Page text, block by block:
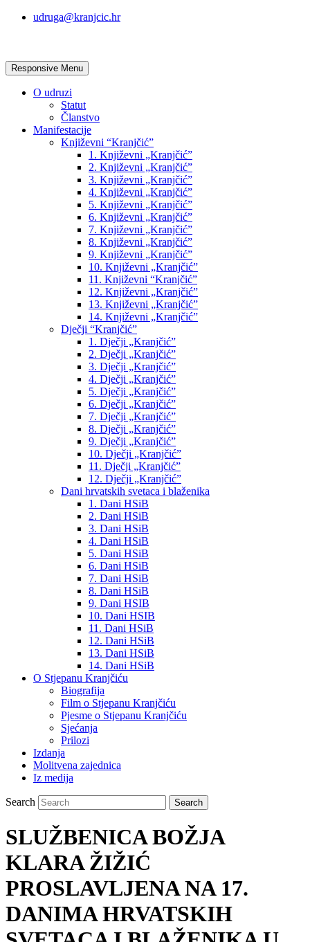
udruga@kranjcic.hr
Responsive Menu
O udruzi
Statut
Članstvo
Manifestacije
Književni “Kranjčić”
1. Književni „Kranjčić”
2. Književni „Kranjčić”
3. Književni „Kranjčić”
4. Književni „Kranjčić”
5. Književni „Kranjčić”
6. Književni „Kranjčić”
7. Književni „Kranjčić”
8. Književni „Kranjčić”
9. Književni „Kranjčić”
10. Književni „Kranjčić”
11. Književni “Kranjčić”
12. Književni „Kranjčić”
13. Književni „Kranjčić”
14. Književni „Kranjčić”
Dječji “Kranjčić”
1. Dječji „Kranjčić”
2. Dječji „Kranjčić”
3. Dječji „Kranjčić”
4. Dječji „Kranjčić”
5. Dječji „Kranjčić”
6. Dječji „Kranjčić”
7. Dječji „Kranjčić”
8. Dječji „Kranjčić”
9. Dječji „Kranjčić”
10. Dječji „Kranjčić”
11. Dječji „Kranjčić”
12. Dječji „Kranjčić”
Dani hrvatskih svetaca i blaženika
1. Dani HSiB
2. Dani HSiB
3. Dani HSiB
4. Dani HSiB
5. Dani HSiB
6. Dani HSiB
7. Dani HSiB
8. Dani HSiB
9. Dani HSIB
10. Dani HSIB
11. Dani HSiB
12. Dani HSiB
13. Dani HSiB
14. Dani HSiB
O Stjepanu Kranjčiću
Biografija
Film o Stjepanu Kranjčiću
Pjesme o Stjepanu Kranjčiću
Sjećanja
Prilozi
Izdanja
Molitvena zajednica
Iz medija
Search
SLUŽBENICA BOŽJA
KLARA ŽIŽIĆ
PROSLAVLJENA NA 17.
DANIMA HRVATSKIH